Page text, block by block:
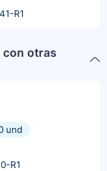
R1
con otras
und
R1